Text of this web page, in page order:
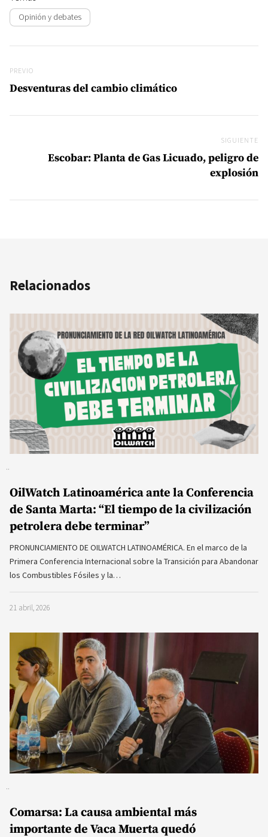
Opinión y debates
Previo
PREVIO
Desventuras del cambio climático
SIGUIENTE
Escobar: Planta de Gas Licuado, peligro de
explosión
Relacionados
OilWatch Latinoamérica ante la Conferencia
de Santa Marta: “El tiempo de la civilización
petrolera debe terminar”
PRONUNCIAMIENTO DE OILWATCH LATINOAMÉRICA. En el marco de la
Primera Conferencia Internacional sobre la Transición para Abandonar
los Combustibles Fósiles y la…
21 abril, 2026
Comarsa: La causa ambiental más
importante de Vaca Muerta quedó